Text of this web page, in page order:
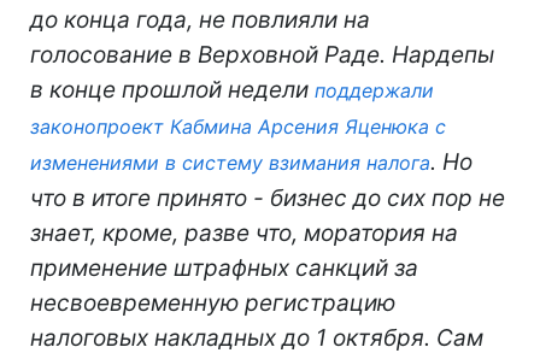
до конца года, не повлияли на
голосование в Верховной Раде. Нардепы
в конце прошлой недели поддержали
законопроект Кабмина Арсения Яценюка с
изменениями в систему взимания налога. Но
что в итоге принято - бизнес до сих пор не
знает, кроме, разве что, моратория на
применение штрафных санкций за
несвоевременную регистрацию
налоговых накладных до 1 октября. Сам